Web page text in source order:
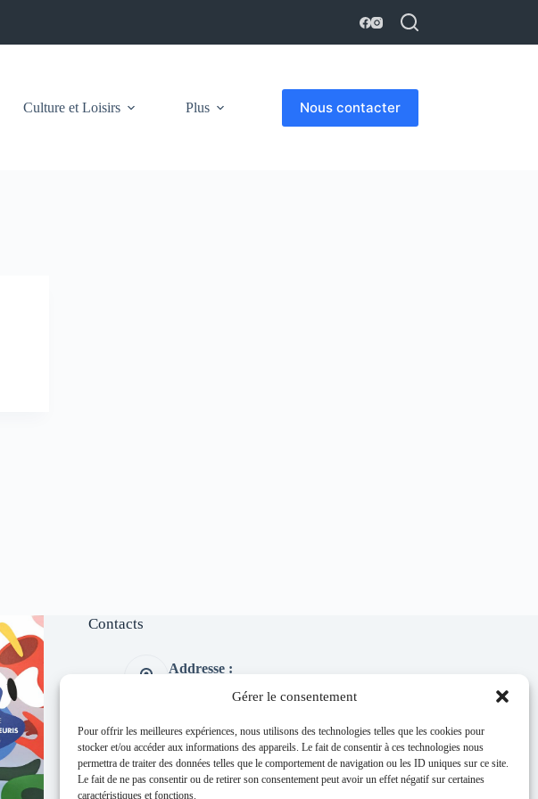
Gérer le consentement
Pour offrir les meilleures expériences, nous utilisons des technologies telles que les cookies pour
stocker et/ou accéder aux informations des appareils. Le fait de consentir à ces technologies nous
permettra de traiter des données telles que le comportement de navigation ou les ID uniques sur ce site.
Le fait de ne pas consentir ou de retirer son consentement peut avoir un effet négatif sur certaines
caractéristiques et fonctions.
Culture et Loisirs Plus Nous contacter
Contacts
Addresse :
04 73 97 91 58
E-mail :
mairie@thuret.fr
Permanences :